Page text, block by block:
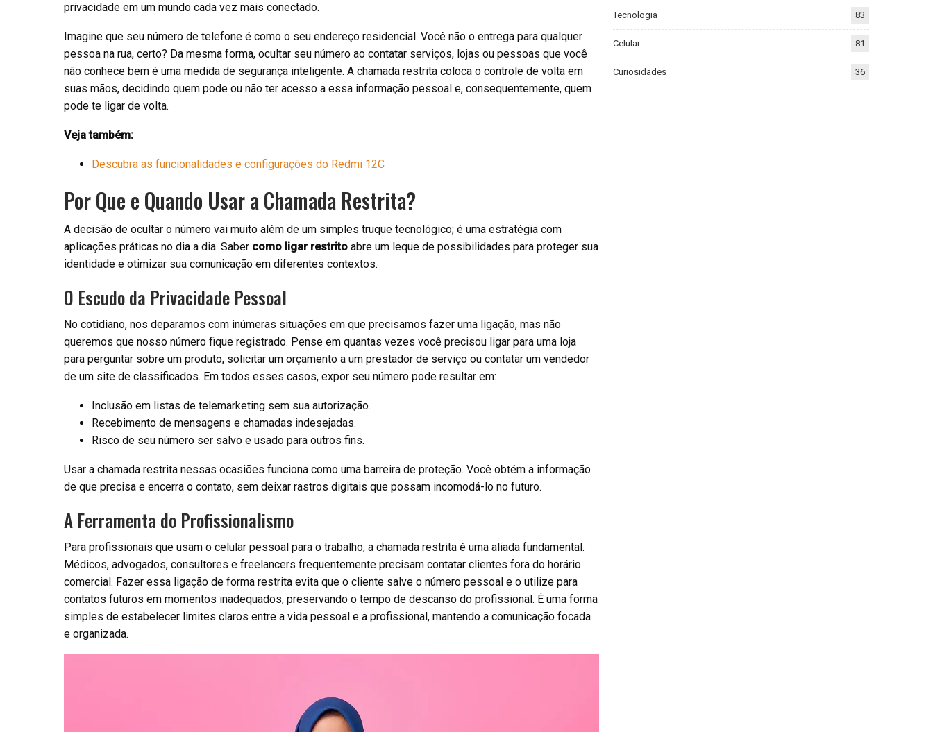
privacidade em um mundo cada vez mais conectado.
Imagine que seu número de telefone é como o seu endereço residencial. Você não o entrega para qualquer
pessoa na rua, certo? Da mesma forma, ocultar seu número ao contatar serviços, lojas ou pessoas que você
não conhece bem é uma medida de segurança inteligente. A chamada restrita coloca o controle de volta em
suas mãos, decidindo quem pode ou não ter acesso a essa informação pessoal e, consequentemente, quem
pode te ligar de volta.
Veja também:
Descubra as funcionalidades e configurações do Redmi 12C
Por Que e Quando Usar a Chamada Restrita?
A decisão de ocultar o número vai muito além de um simples truque tecnológico; é uma estratégia com
aplicações práticas no dia a dia. Saber como ligar restrito abre um leque de possibilidades para proteger sua
identidade e otimizar sua comunicação em diferentes contextos.
O Escudo da Privacidade Pessoal
No cotidiano, nos deparamos com inúmeras situações em que precisamos fazer uma ligação, mas não
queremos que nosso número fique registrado. Pense em quantas vezes você precisou ligar para uma loja
para perguntar sobre um produto, solicitar um orçamento a um prestador de serviço ou contatar um vendedor
de um site de classificados. Em todos esses casos, expor seu número pode resultar em:
Inclusão em listas de telemarketing sem sua autorização.
Recebimento de mensagens e chamadas indesejadas.
Risco de seu número ser salvo e usado para outros fins.
Usar a chamada restrita nessas ocasiões funciona como uma barreira de proteção. Você obtém a informação
de que precisa e encerra o contato, sem deixar rastros digitais que possam incomodá-lo no futuro.
A Ferramenta do Profissionalismo
Para profissionais que usam o celular pessoal para o trabalho, a chamada restrita é uma aliada fundamental.
Médicos, advogados, consultores e freelancers frequentemente precisam contatar clientes fora do horário
comercial. Fazer essa ligação de forma restrita evita que o cliente salve o número pessoal e o utilize para
contatos futuros em momentos inadequados, preservando o tempo de descanso do profissional. É uma forma
simples de estabelecer limites claros entre a vida pessoal e a profissional, mantendo a comunicação focada
e organizada.
Tecnologia 83
Celular 81
Curiosidades 36